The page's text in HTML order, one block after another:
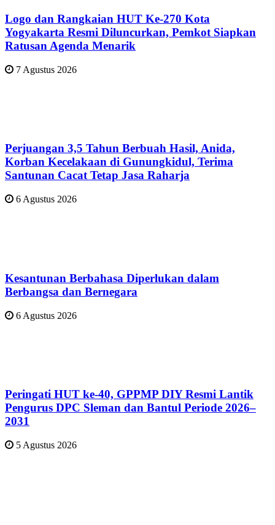
Logo dan Rangkaian HUT Ke-270 Kota
Yogyakarta Resmi Diluncurkan, Pemkot Siapkan
Ratusan Agenda Menarik
7 Agustus 2026
Perjuangan 3,5 Tahun Berbuah Hasil, Anida,
Korban Kecelakaan di Gunungkidul, Terima
Santunan Cacat Tetap Jasa Raharja
6 Agustus 2026
Kesantunan Berbahasa Diperlukan dalam
Berbangsa dan Bernegara
6 Agustus 2026
Peringati HUT ke-40, GPPMP DIY Resmi Lantik
Pengurus DPC Sleman dan Bantul Periode 2026–
2031
5 Agustus 2026